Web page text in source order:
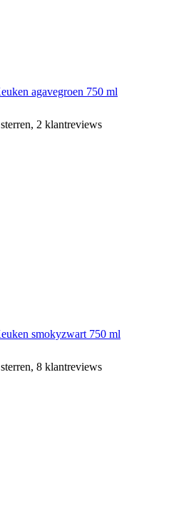
agavegroen 750 ml
2 klantreviews
smokyzwart 750 ml
8 klantreviews